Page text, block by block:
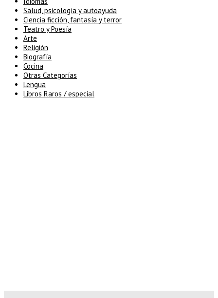
Salud, psicología y autoayuda
Ciencia ficción, fantasía y terror
Teatro y Poesía
Arte
Religión
Biografía
Cocina
Otras Categorías
Lengua
Libros Raros / especial